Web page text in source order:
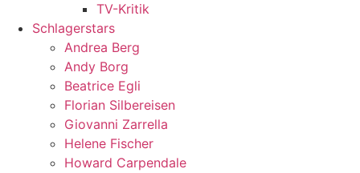
TV-Kritik
Schlagerstars
Andrea Berg
Andy Borg
Beatrice Egli
Florian Silbereisen
Giovanni Zarrella
Helene Fischer
Howard Carpendale